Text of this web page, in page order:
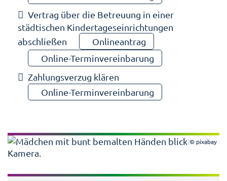
Vertrag über die Betreuung in einer
städtischen Kindertageseinrichtungen
abschließen
Onlineantrag
Online-Terminvereinbarung
Zahlungsverzug klären
Online-Terminvereinbarung
© pixabay